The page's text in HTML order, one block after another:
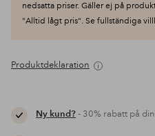
nedsatta priser. Gäller ej på
"Alltid lågt pris". Se fullständiga
Produktdeklaration
Ny kund?- 30% rabatt på